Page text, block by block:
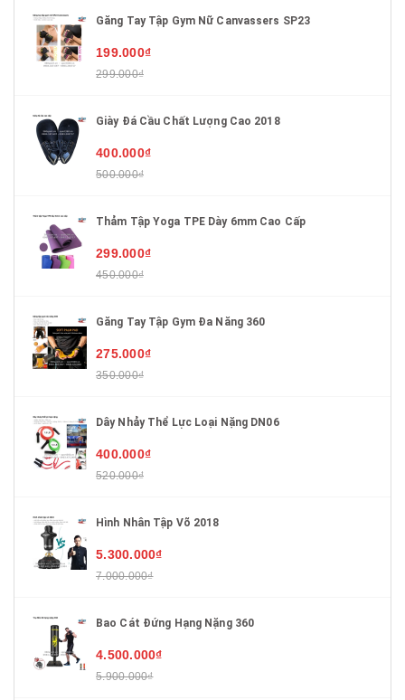
Găng Tay Tập Gym Nữ Canvassers SP23
199.000₫
299.000₫
Giày Đá Cầu Chất Lượng Cao 2018
400.000₫
500.000₫
Thảm Tập Yoga TPE Dày 6mm Cao Cấp
299.000₫
450.000₫
Găng Tay Tập Gym Đa Năng 360
275.000₫
350.000₫
Dây Nhảy Thể Lực Loại Nặng DN06
400.000₫
520.000₫
Hình Nhân Tập Võ 2018
5.300.000₫
7.000.000₫
Bao Cát Đứng Hạng Nặng 360
4.500.000₫
5.900.000₫